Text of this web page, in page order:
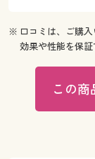
※ 口コミは、ご購入
効果や性能を保証
この商